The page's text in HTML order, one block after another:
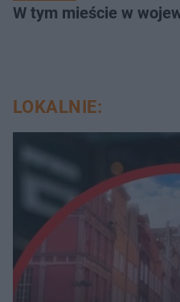
W tym mieście w
LOKALNIE: